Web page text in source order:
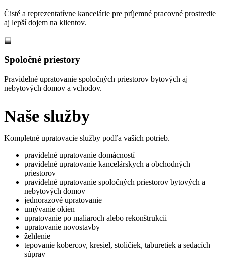
Čisté a reprezentatívne kancelárie pre príjemné pracovné prostredie
aj lepší dojem na klientov.
▤
Spoločné priestory
Pravidelné upratovanie spoločných priestorov bytových aj
nebytových domov a vchodov.
Naše služby
Kompletné upratovacie služby podľa vašich potrieb.
pravidelné upratovanie domácností
pravidelné upratovanie kancelárskych a obchodných
priestorov
pravidelné upratovanie spoločných priestorov bytových a
nebytových domov
jednorazové upratovanie
umývanie okien
upratovanie po maliaroch alebo rekonštrukcii
upratovanie novostavby
žehlenie
tepovanie kobercov, kresiel, stoličiek, taburetiek a sedacích
súprav